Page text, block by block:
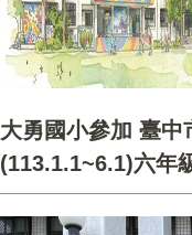
大勇國小參加 臺中
(113.1.1~6.1)六年